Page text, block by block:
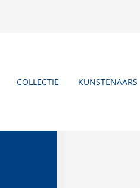
COLLECTIE KUNSTENAARS